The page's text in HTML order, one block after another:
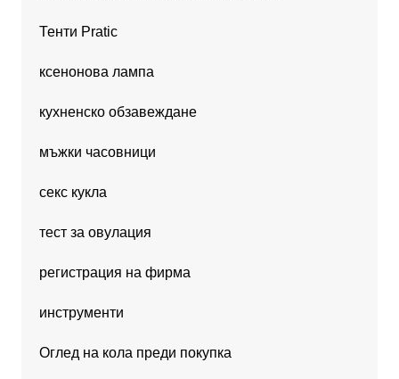
Тенти Pratic
ксенонова лампа
кухненско обзавеждане
мъжки часовници
секс кукла
тест за овулация
регистрация на фирма
инструменти
Оглед на кола преди покупка